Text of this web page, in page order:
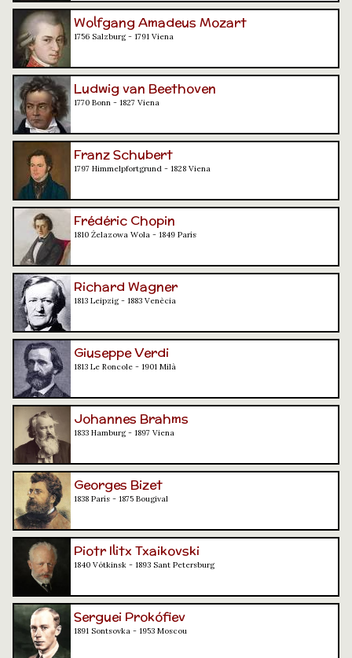
Wolfgang Amadeus Mozart
1756 Salzburg - 1791 Viena
Ludwig van Beethoven
1770 Bonn - 1827 Viena
Franz Schubert
1797 Himmelpfortgrund - 1828 Viena
Frédéric Chopin
1810 Żelazowa Wola - 1849 París
Richard Wagner
1813 Leipzig - 1883 Venècia
Giuseppe Verdi
1813 Le Roncole - 1901 Milà
Johannes Brahms
1833 Hamburg - 1897 Viena
Georges Bizet
1838 París - 1875 Bougival
Piotr Ilitx Txaikovski
1840 Vótkinsk - 1893 Sant Petersburg
Serguei Prokófiev
1891 Sontsovka - 1953 Moscou